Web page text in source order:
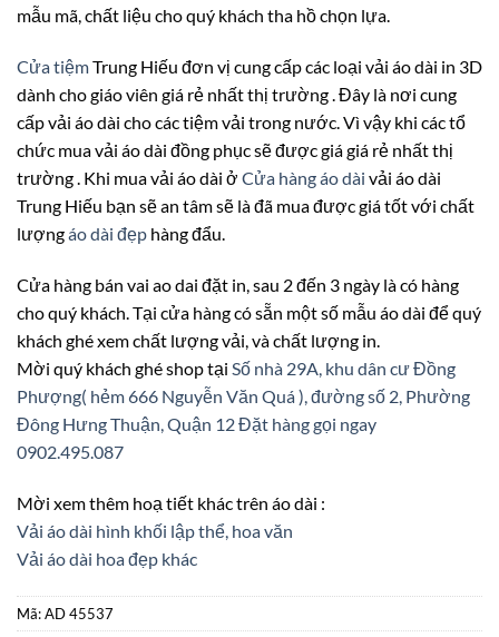
mẫu mã, chất liệu cho quý khách tha hồ chọn lựa.
Cửa tiệmTrung Hiếu đơn vị cung cấp các loại vải áo dài in 3D
dành cho giáo viên giá rẻ nhất thị trường . Đây là nơi cung
cấp vải áo dài cho các tiệm vải trong nước. Vì vậy khi các tổ
chức mua vải áo dài đồng phục sẽ được giá giá rẻ nhất thị
trường . Khi mua vải áo dài ở Cửa hàng áo dài vải áo dài
Trung Hiếu bạn sẽ an tâm sẽ là đã mua được giá tốt với chất
lượngáo dài đẹp hàng đẩu.
Cửa hàng bán vai ao dai đặt in, sau 2 đến 3 ngày là có hàng
cho quý khách. Tại cửa hàng có sẵn một số mẫu áo dài để quý
khách ghé xem chất lượng vải, và chất lượng in.
Mời quý khách ghé shop tại Số nhà 29A, khu dân cư Đồng
Phượng( hẻm 666 Nguyễn Văn Quá ), đường số 2, Phường
Đông Hưng Thuận, Quận 12Đặt hàng gọi ngay
0902.495.087
Mời xem thêm hoạ tiết khác trên áo dài :
Vải áo dài hình khối lập thể, hoa văn
Vải áo dài hoa đẹp khác
Mã:AD 45537